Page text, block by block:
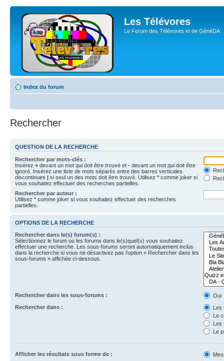
Les Télévores
Le Forum des Télévores et de GénéDA
Index du forum
Rechercher
QUESTION DE LA RECHERCHE
Rechercher par mots-clés :
Insérez + devant un mot qui doit être trouvé et - devant un mot qui doit être
ignoré. Insérez une liste de mots séparés entre des barres verticales
discontinues | si seul un des mots doit être trouvé. Utilisez * comme joker si
vous souhaitez effectuer des recherches partielles.
Rechercher par auteur :
Utilisez * comme joker si vous souhaitez effectuer des recherches
partielles.
OPTIONS DE LA RECHERCHE
Rechercher dans le(s) forum(s) :
Sélectionnez le forum ou les forums dans le(s)quel(s) vous souhaitez
effectuer une recherche. Les sous-forums seront automatiquement inclus
dans la recherche si vous ne désactivez pas l’option « Rechercher dans les
sous-forums » affichée ci-dessous.
Rechercher dans les sous-forums :
Oui
Rechercher dans :
Les
Le
Les
Le
Afficher les résultats sous forme de :